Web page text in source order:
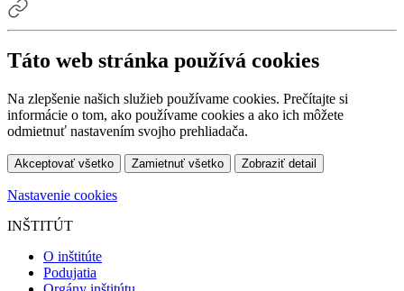
Táto web stránka používá cookies
Na zlepšenie našich služieb používame cookies. Prečítajte si
informácie o tom, ako používame cookies a ako ich môžete
odmietnuť nastavením svojho prehliadača.
Akceptovať všetko Zamietnuť všetko Zobraziť detail
Nastavenie cookies
INŠTITÚT
O inštitúte
Podujatia